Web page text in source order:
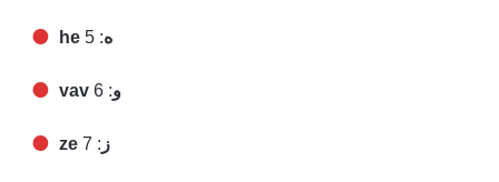
he ه: 5
vav و: 6
ze ز : 7